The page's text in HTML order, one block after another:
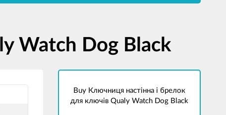
Watch Dog Black
Buy Ключниця настінна і брелок
для ключів Qualy Watch Dog Black